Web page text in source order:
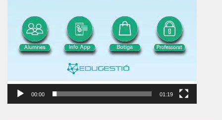
00:00 01:19